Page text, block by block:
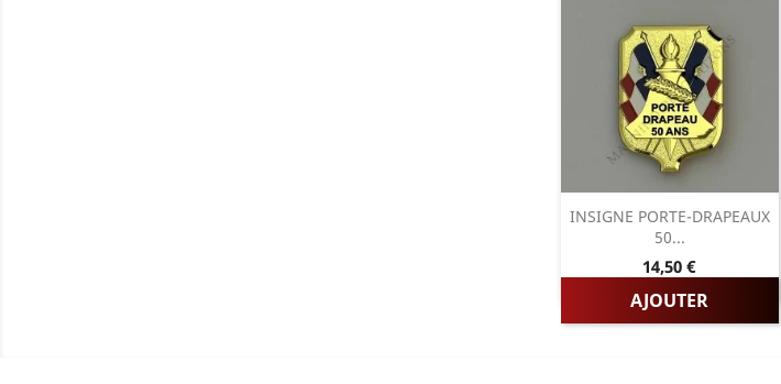
INSIGNE PORTE-DRAPEAUX
50...
Prix
14,50 €
AJOUTER